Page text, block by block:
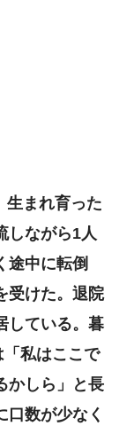
まれ育った
しながら1人
途中に転倒
受けた。退院
している。暮
私はここで
かしら」と長
口数が少なく